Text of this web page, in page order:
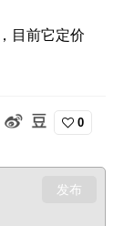
目前它定价
0
发布